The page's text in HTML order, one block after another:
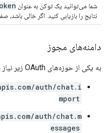
شما می‌توانید یک توکن به عنوان
نتایج را بازیابی کنید. اگر خالی باشد،
دامنه‌های مجوز
به یکی از حوزه‌های OAuth زیر نیاز دارد:
auth/chat.i
mport
auth/chat.m
essages